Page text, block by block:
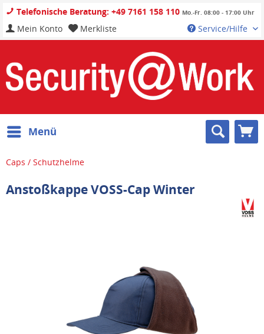
Telefonische Beratung: +49 7161 158 110 Mo.-Fr. 08:00 - 17:00 Uhr
Service/Hilfe
Mein Konto Merkliste
Menü
Caps / Schutzhelme
Anstoßkappe VOSS-Cap Winter